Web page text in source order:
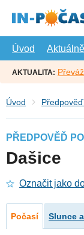
hlavní
Úvod
Aktuálně
AKTUALITA:
Úvod
PŘEDPOVĚĎ
Dašice
Označit jako
Počasí Slunce